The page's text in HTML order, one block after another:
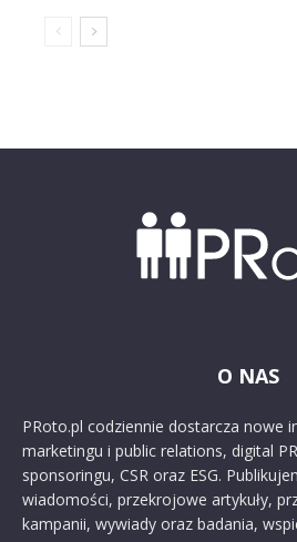
O NAS
PRoto.pl codziennie dostarcza nowe
marketingu i public relations, digital
sponsoringu, CSR oraz ESG.
wiadomości, przekrojowe artykuły,
kampanii, wywiady oraz badania,